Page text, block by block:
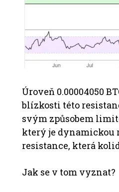
Úroveň 0.00004050
blízkosti této
svým způsobem
který je dynamickou
resistance, která
Jak se v tom vyznat?